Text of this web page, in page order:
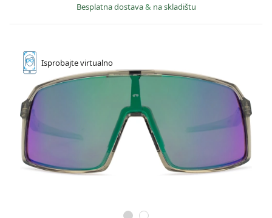
Besplatna dostava& na skladištu
Isprobajtevirtualno